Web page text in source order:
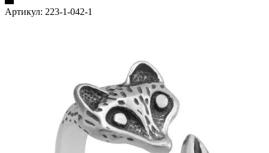
Артикул: 223-1-042-1